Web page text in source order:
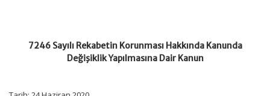
7246 Sayılı Rekabetin Korunması Hakkında Kanunda
Değişiklik Yapılmasına Dair Kanun